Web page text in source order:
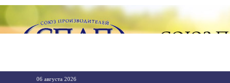
06 августа 2026